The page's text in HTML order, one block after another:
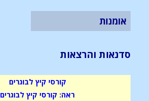
אומנות
סדנאות והרצאות
קורסי קיץ לבוגרים
ראה: קורסי קיץ לבוגרים